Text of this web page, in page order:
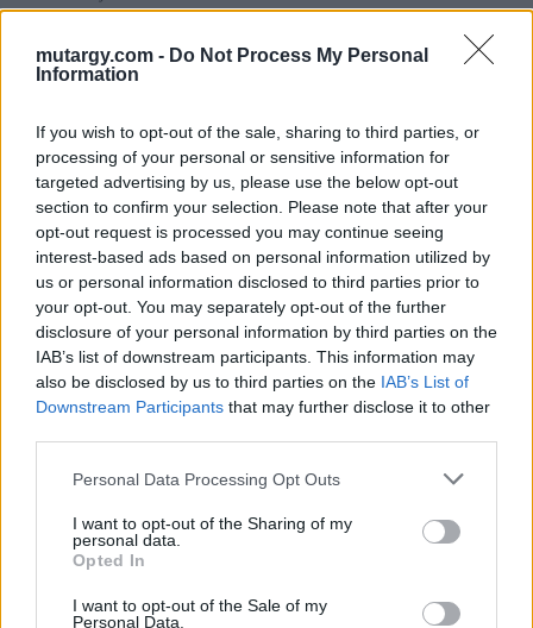
mutargy.com - Do Not Process My Personal
Information
If you wish to opt-out of the sale, sharing to third parties, or
processing of your personal or sensitive information for
targeted advertising by us, please use the below opt-out
section to confirm your selection. Please note that after your
opt-out request is processed you may continue seeing
interest-based ads based on personal information utilized by
us or personal information disclosed to third parties prior to
your opt-out. You may separately opt-out of the further
disclosure of your personal information by third parties on the
IAB’s list of downstream participants. This information may
also be disclosed by us to third parties on the IAB’s List of
Downstream Participants that may further disclose it to other
Personal Data Processing Opt Outs
I want to opt-out of the Sharing of my
personal data.
Opted In
I want to opt-out of the Sale of my
Personal Data.
Tételszám: 9
Eladó adatai
Eladó:Amor Del Arte Galéria-
Aukciósház
Cím: Ráduly Zoltán
Amor Del Arte Kft.
Sopron
06202391066
9400
Telefon: 06202391066
Weboldal:
Bemutatkozás: A cég főtevékenysége minden olyan
adás-vételével, bizományosi értékesítésével, festmények
értékbecslésével és online aukciók szervezésével és
lebonyolításával. A weboldalon elérhetőek a cég által kínált
számára lehetőség nyílik egy regisztráció után, hogy részt